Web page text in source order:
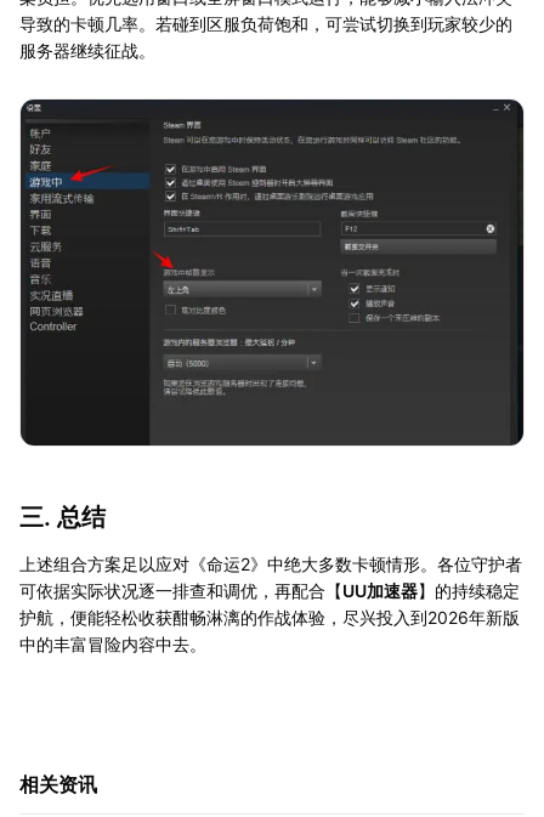
导致的卡顿几率。若碰到区服负荷饱和，可尝试切换到玩家较少的
服务器继续征战。
三. 总结
上述组合方案足以应对《命运2》中绝大多数卡顿情形。各位守护者
可依据实际状况逐一排查和调优，再配合【UU加速器】的持续稳定
护航，便能轻松收获酣畅淋漓的作战体验，尽兴投入到2026年新版
中的丰富冒险内容中去。
相关资讯